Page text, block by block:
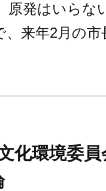
原発はいらな
来年2月の市
化環境委